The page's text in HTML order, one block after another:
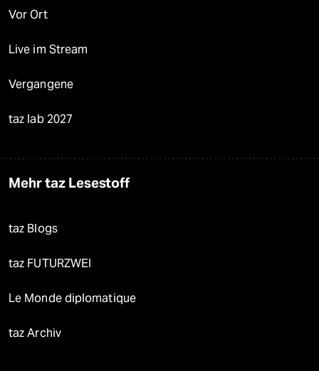
Vor Ort
Live im Stream
Vergangene
taz lab 2027
Mehr taz Lesestoff
taz Blogs
taz FUTURZWEI
Le Monde diplomatique
taz Archiv